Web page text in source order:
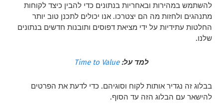
להשתמש במהירות ובאחריות בנתונים כדי להבין כיצד לקוחות
מתנהגים ולחזות מה הם יצטרכו. אנו יכולים לתכנן טוב יותר
החלטות עתידיות על ידי מציאת דפוסים ותובנות חדשים בנתונים
שלנו.
למד על: Time to Value
בבלוג זה נגדיר אותות לקוח וסוגיהם. כדי לדעת את הפרטים
להישאר עם הבלוג הזה עד הסוף.